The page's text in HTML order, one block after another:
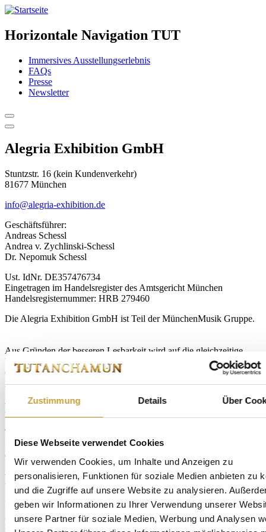
Zustimmung Details Über
Diese Webseite verwendet Cookies
Wir verwenden Cookies, um Inhalte und Anzeigen zu
personalisieren, Funktionen für soziale Medien anbieten zu
und die Zugriffe auf unsere Website zu analysieren.
geben wir Informationen zu Ihrer Verwendung unserer
unsere Partner für soziale Medien, Werbung und Analysen
Horizontale Navigation TUT
Immersives Ausstellungserlebnis
FAQs
Presse
Newsletter
Alegria Exhibition GmbH
Stuntzstr. 16 (kein Kundenverkehr)
81677 München
info@alegria-exhibition.de
Geschäftsführer:
Andreas Schessl
Andrea v. Zychlinski-Schessl
Dr. Nepomuk Schessl
Ust. IdNr. DE357476734
Eingetragen im Handelsregister des Amtsgericht München
Handelsregisternummer: HRB 279460
Die Alegria Exhibition GmbH ist Teil der MünchenMusik Gruppe.
Aus Gründen der besseren Lesbarkeit wird auf die gleichzeitige
Verwendung der Sprachformen männlich, weiblich und divers
(m/w/d) verzichtet. Sämtliche Personenbezeichnungen gelten
gleichermaßen für alle Geschlechter.
Haftungshinweis:
Trotz sorgfältiger Kontrolle übernehmen wir keine Haftung für die
Inhalte externer Links. Für den Inhalt der verlinkten Seiten sind
ausschließlich deren Betreiber verantwortlich.
Rechtshinweis:
Inhalt und Struktur dieser Web-Seiten sind urheberrechtlich
geschützt. Die Vervielfältigung von Informationen oder Daten,
insbesondere die Verwendung von Texten, Textteilen oder